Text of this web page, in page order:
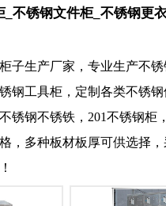
_不锈钢文件柜_不锈钢更
子生产厂家，专业生产不锈
钢工具柜，定制各类不锈钢
锈钢不锈铁，201不锈钢柜
，多种板材板厚可供选择